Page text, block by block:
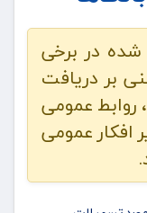
شده در برخی
بر دریافت
روابط عمومی
افکار عمومی